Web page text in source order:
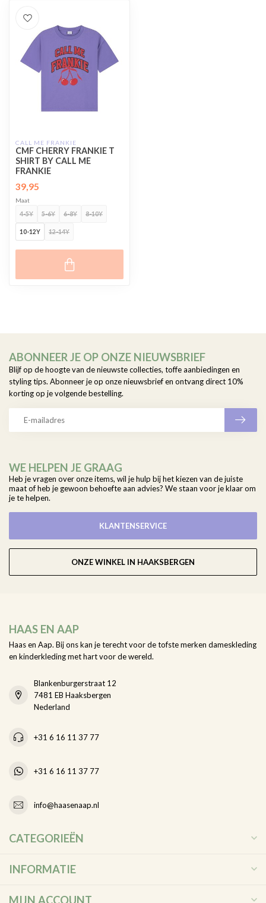
CALL ME FRANKIE
CMF CHERRY FRANKIE T
SHIRT BY CALL ME
FRANKIE
39,95
Maat
4-5Y
5-6Y 6-8Y 8-10Y
10-12Y 12-14Y
WE HELPEN JE GRAAG
Heb je vragen over onze items, wil je hulp bij het kiezen van de juiste
maat of heb je gewoon behoefte aan advies? We staan voor je klaar om
je te helpen.
KLANTENSERVICE
ONZE WINKEL IN HAAKSBERGEN
ABONNEER JE OP ONZE NIEUWSBRIEF
Blijf op de hoogte van de nieuwste collecties, toffe aanbiedingen en
styling tips. Abonneer je op onze nieuwsbrief en ontvang direct 10%
korting op je volgende bestelling.
HAAS EN AAP
Haas en Aap. Bij ons kan je terecht voor de tofste merken dameskleding
en kinderkleding met hart voor de wereld.
Blankenburgerstraat 12
7481 EB Haaksbergen
Nederland
+31 6 16 11 37 77
+31 6 16 11 37 77
info@haasenaap.nl
CATEGORIEËN
INFORMATIE
MIJN ACCOUNT